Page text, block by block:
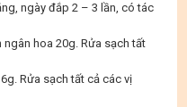
ngày đắp 2 – 3 lần, có tác
hoa 20g. Rửa sạch tất
Rửa sạch tất cả các vị